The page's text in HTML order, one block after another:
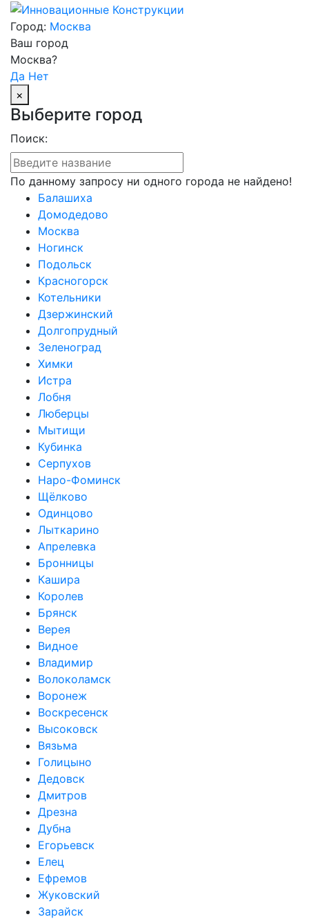
Город: Москва
Ваш город
Москва?
Да Нет
×
Выберите город
Поиск:
По данному запросу ни одного города не найдено!
Балашиха
Домодедово
Москва
Ногинск
Подольск
Красногорск
Котельники
Дзержинский
Долгопрудный
Зеленоград
Химки
Истра
Лобня
Люберцы
Мытищи
Кубинка
Серпухов
Наро-Фоминск
Щёлково
Одинцово
Лыткарино
Апрелевка
Бронницы
Кашира
Королев
Брянск
Верея
Видное
Владимир
Волоколамск
Воронеж
Воскресенск
Высоковск
Вязьма
Голицыно
Дедовск
Дмитров
Дрезна
Дубна
Егорьевск
Елец
Ефремов
Жуковский
Зарайск